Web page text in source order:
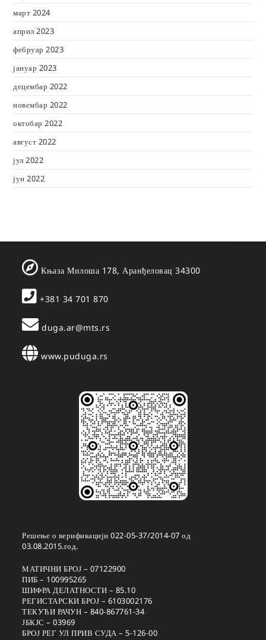
март 2024
април 2023
фебруар 2023
јануар 2023
децембар 2022
новембар 2022
октобар 2022
август 2022
јул 2022
јун 2022
Књаза Милоша 178, Аранђеловац 34300
+381 34 701 870
duga.ar@mts.rs
www.puduga.rs
Решење о верификацији 022-05-37/2014-07 од
03.08.2015.год.
МАТИЧНИ БРОЈ – 07122900
ПИБ – 100995265
ШИФРА ДЕЛАТНОСТИ – 85.10
РЕГИСТАРСКИ БРОЈ – 6103002176
ТЕКУЋИ РАЧУН – 840-867761-34
ЈБКЈС – 03969
БРОЈ РЕГ УЛ ПРИВ СУДА – 5-126-00